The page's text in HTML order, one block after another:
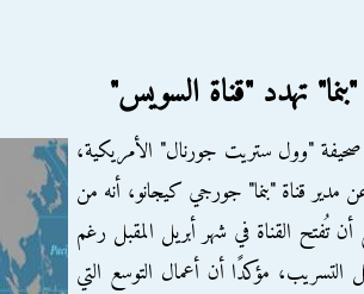
"بنما" تهدد "قناة السويس"
"وول ستريت جورنال" الأمريكية،
مدير قناة "بنما" جورجي كيجانو، أنه من
أن تُفتح القناة في شهر أبريل المقبل رغم
التسريب، مؤكدًا أن أعمال التوسع التي